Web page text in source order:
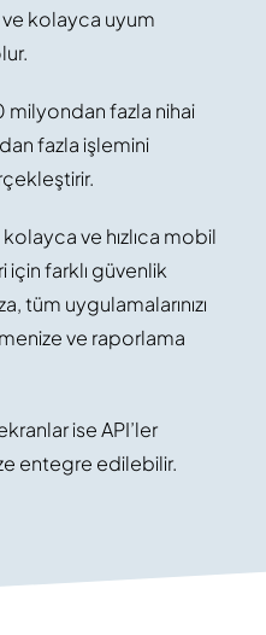
ve kolayca uyum
milyondan fazla nihai
fazla işlemini
ve hızlıca mobil
için farklı güvenlik
tüm uygulamalarınızı
ve raporlama
ise API’ler
entegre edilebilir.